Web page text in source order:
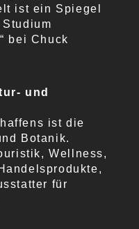
ist ein Spiegel
bei Chuck
und
ist die
Botanik.
Wellness,
für